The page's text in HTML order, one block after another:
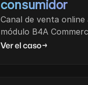
consumidor
Canal de venta
módulo B4A
Ver el caso→